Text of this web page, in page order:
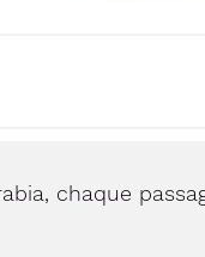
chaque